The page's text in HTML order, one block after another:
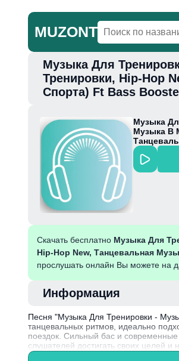
MUZONT
Главная Новинки
Музыка Для
Тренировки, Hip-Hop
Спорта) Ft Bass
Музыка
Музыка В
Скачать бесплатно Музыка Для
Hip-Hop New, Танцевальная
прослушать онлайн Вы можете на
Информация
Песня "Музыка Для Тренировки -
танцевальных ритмов, идеально
поездок. Сильный бас и
слушателей достигать своих целей
поднять мотивацию и создать